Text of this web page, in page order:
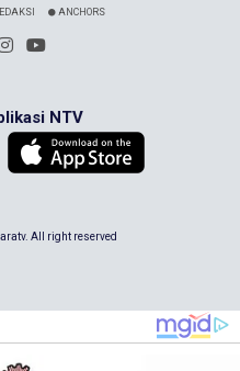
ANCHORS
NTV
All right reserved